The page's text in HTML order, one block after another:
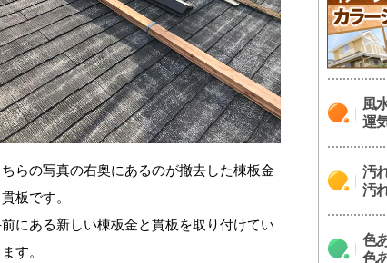
ちらの写真の右奥にあるのが撤去した棟板金
板です。
にある新しい棟板金と貫板を取り付けてい
す。
風
運
汚
汚
色
色